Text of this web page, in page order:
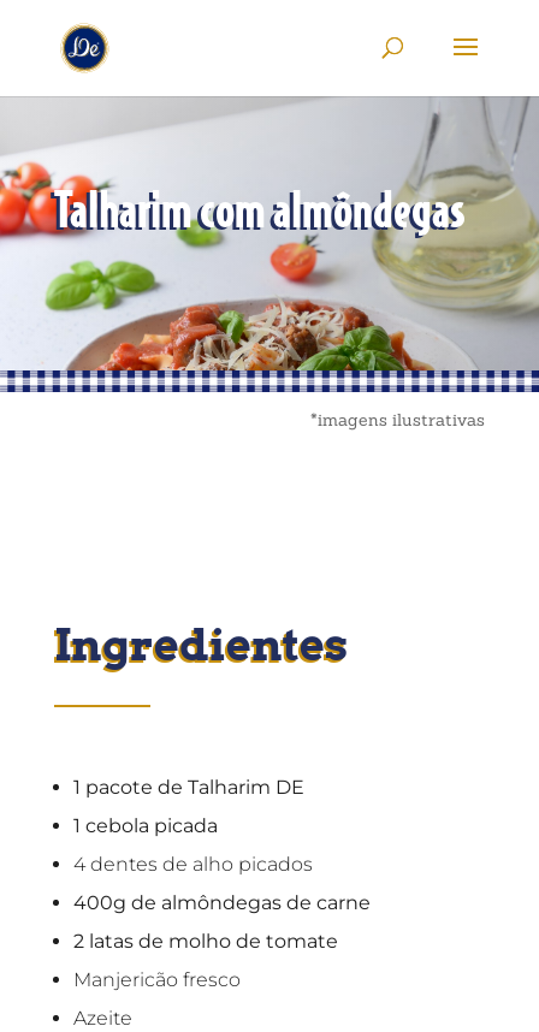
Talharim com almôndegas
*imagens ilustrativas
Ingredientes
1 pacote de Talharim DE
1 cebola picada
4 dentes de alho picados
400g de almôndegas de carne
2 latas de molho de tomate
Manjericão fresco
Azeite